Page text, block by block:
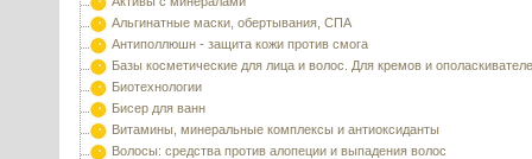
Альгинатные маски, обертывания, СПА
Антиполлюшн - защита кожи против смога
Базы косметические для лица и волос. Для кремов и
Биотехнологии
Бисер для ванн
Витамины, минеральные комплексы и антиоксиданты
Волосы: средства против алопеции и выпадения волос